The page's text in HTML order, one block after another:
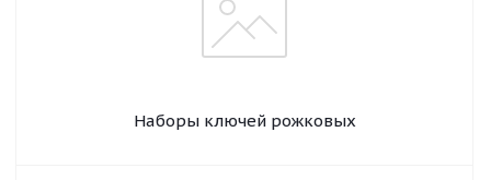
Наборы ключей рожковых